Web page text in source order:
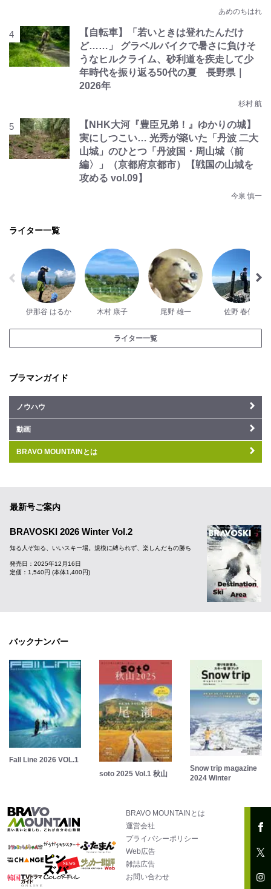
あめのちはれ
【自転車】「若いときは登れたんだけ
ど……」 グラベルバイクで暑さに負けそ
うなヒルクライム、砂利道を疾走して少
年時代を振り返る50代の夏 長野県｜
2026年
杉村 航
【NHK大河『豊臣兄弟！』ゆかりの城】
実にしつこい… 光秀が築いた「丹波 二大
山城」のひとつ「丹波国・周山城〈前
編〉」（京都府京都市）【戦国の山城を
攻める vol.09】
今泉 慎一
ライター一覧
伊那谷 はるか 木村 康子 尾野 雄一 佐野 春佳
ライター一覧
ブラマンガイド
ノウハウ
動画
BRAVO MOUNTAINとは
最新号ご案内
BRAVOSKI 2026 Winter Vol.2
知る人ぞ知る、いいスキー場。規模に縛られず、楽しんだもの勝ち
発売日：2025年12月16日
定価：1,540円 (本体1,400円)
バックナンバー
Fall Line 2026 VOL.1
soto 2025 Vol.1 秋山
Snow trip magazine
2024 Winter
BRAVO MOUNTAINとは
運営会社
プライバシーポリシー
Web広告
雑誌広告
お問い合わせ